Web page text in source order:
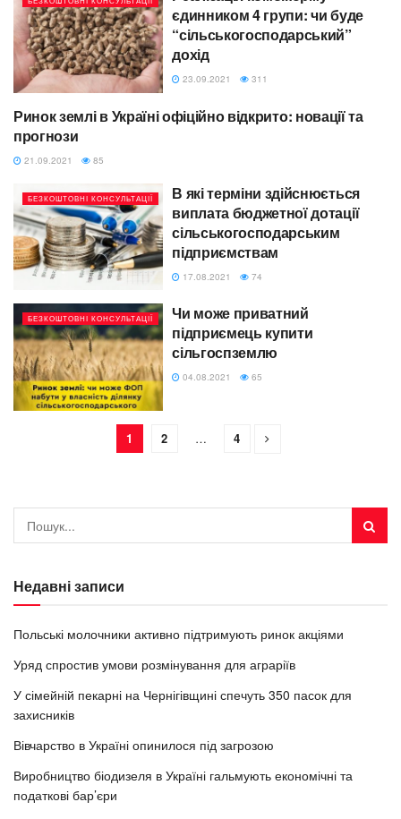
єдинником 4 групи: чи буде
“сільськогосподарський”
дохід
23.09.2021 311
БЕЗКОШТОВНІ КОНСУЛЬТАЦІЇ
Ринок землі в Україні офіційно відкрито: новації та
прогнози
21.09.2021 85
БЕЗКОШТОВНІ КОНСУЛЬТАЦІЇ
В які терміни здійснюється
виплата бюджетної дотації
сільськогосподарським
підприємствам
17.08.2021 74
БЕЗКОШТОВНІ КОНСУЛЬТАЦІЇ
Чи може приватний
підприємець купити
сільгоспземлю
04.08.2021 65
1 2 … 4
Недавні записи
Польські молочники активно підтримують ринок акціями
Уряд спростив умови розмінування для аграріїв
У сімейній пекарні на Чернігівщині спечуть 350 пасок для
захисників
Вівчарство в Україні опинилося під загрозою
Виробництво біодизеля в Україні гальмують економічні та
податкові бар’єри